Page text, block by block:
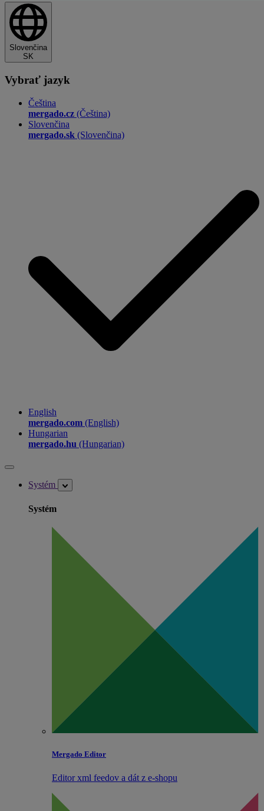
Slovenčina
SK
Vybrať jazyk
Čeština
mergado.cz (Čeština)
Slovenčina
mergado.sk (Slovenčina)
English
mergado.com (English)
Hungarian
mergado.hu (Hungarian)
Systém
Systém
Mergado Editor
Editor xml feedov a dát z e‑shopu